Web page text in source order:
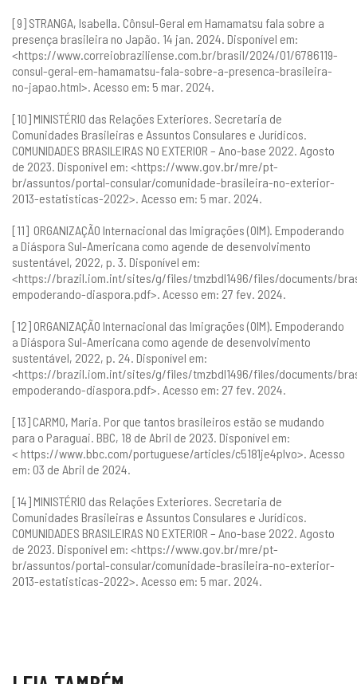
[9] STRANGA, Isabella. Cônsul-Geral em Hamamatsu fala sobre a
presença brasileira no Japão. 14 jan. 2024. Disponível em:
<https://www.correiobraziliense.com.br/brasil/2024/01/6786119-
consul-geral-em-hamamatsu-fala-sobre-a-presenca-brasileira-
no-japao.html>. Acesso em: 5 mar. 2024.
[10] MINISTÉRIO das Relações Exteriores. Secretaria de
Comunidades Brasileiras e Assuntos Consulares e Jurídicos.
COMUNIDADES BRASILEIRAS NO EXTERIOR – Ano-base 2022. Agosto
de 2023. Disponível em: <https://www.gov.br/mre/pt-
br/assuntos/portal-consular/comunidade-brasileira-no-exterior-
2013-estatisticas-2022>. Acesso em: 5 mar. 2024.
[11] ORGANIZAÇÃO Internacional das Imigrações (OIM). Empoderando
a Diáspora Sul-Americana como agende de desenvolvimento
sustentável, 2022, p. 3. Disponível em:
<https://brazil.iom.int/sites/g/files/tmzbdl1496/files/documents/
empoderando-diaspora.pdf>. Acesso em: 27 fev. 2024.
[12] ORGANIZAÇÃO Internacional das Imigrações (OIM). Empoderando
a Diáspora Sul-Americana como agende de desenvolvimento
sustentável, 2022, p. 24. Disponível em:
<https://brazil.iom.int/sites/g/files/tmzbdl1496/files/documents/
empoderando-diaspora.pdf>. Acesso em: 27 fev. 2024.
[13] CARMO, Maria. Por que tantos brasileiros estão se mudando
para o Paraguai. BBC, 18 de Abril de 2023. Disponível em:
< https://www.bbc.com/portuguese/articles/c5181je4plvo>. Acesso
em: 03 de Abril de 2024.
[14] MINISTÉRIO das Relações Exteriores. Secretaria de
Comunidades Brasileiras e Assuntos Consulares e Jurídicos.
COMUNIDADES BRASILEIRAS NO EXTERIOR – Ano-base 2022. Agosto
de 2023. Disponível em: <https://www.gov.br/mre/pt-
br/assuntos/portal-consular/comunidade-brasileira-no-exterior-
2013-estatisticas-2022>. Acesso em: 5 mar. 2024.